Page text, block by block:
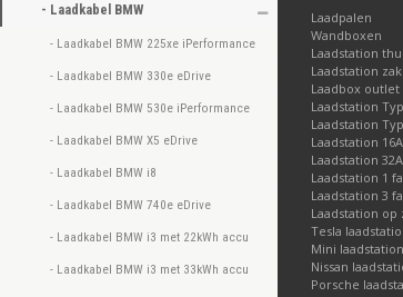
- Laadkabel BMW
- Laadkabel BMW 225xe iPerformance
- Laadkabel BMW 330e eDrive
- Laadkabel BMW 530e iPerformance
- Laadkabel BMW X5 eDrive
- Laadkabel BMW i8
- Laadkabel BMW 740e eDrive
- Laadkabel BMW i3 met 22kWh accu
- Laadkabel BMW i3 met 33kWh accu
type
De
De
2, 1
De
fase,
De
type
Laadkabels
De
Laadpalen
Wandboxen
Laadstation
Laadstation
Laadbox outlet
Laadstation
Laadstation
Laadstation 16A
Laadstation 32A
Laadstation 1
Laadstation 3
Laadstation
Tesla
Mini laadstation
Nissan
Porsche